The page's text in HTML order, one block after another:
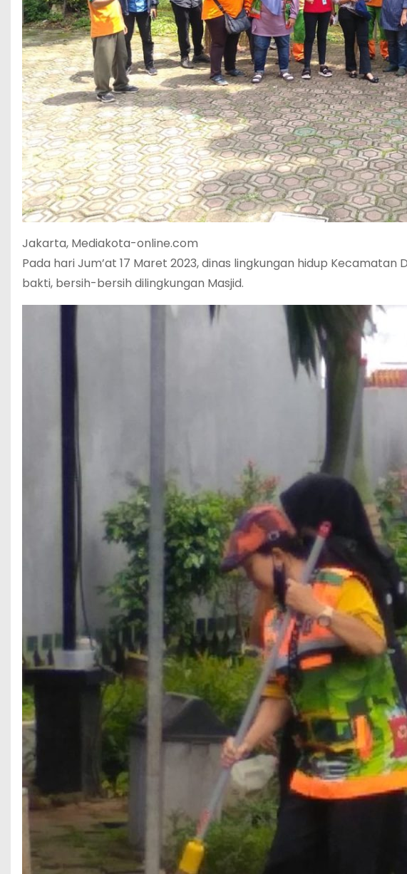
Jakarta, Mediakota-online.com
Pada hari Jum’at 17 Maret 2023, dinas lingkungan hidup
bakti, bersih-bersih dilingkungan Masjid.